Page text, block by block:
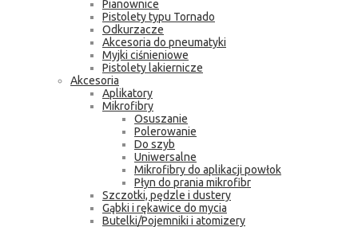
Pianownice
Pistolety typu Tornado
Odkurzacze
Akcesoria do pneumatyki
Myjki ciśnieniowe
Pistolety lakiernicze
Akcesoria
Aplikatory
Mikrofibry
Osuszanie
Polerowanie
Do szyb
Uniwersalne
Mikrofibry do aplikacji powłok
Płyn do prania mikrofibr
Szczotki, pędzle i dustery
Gąbki i rękawice do mycia
Butelki/Pojemniki i atomizery